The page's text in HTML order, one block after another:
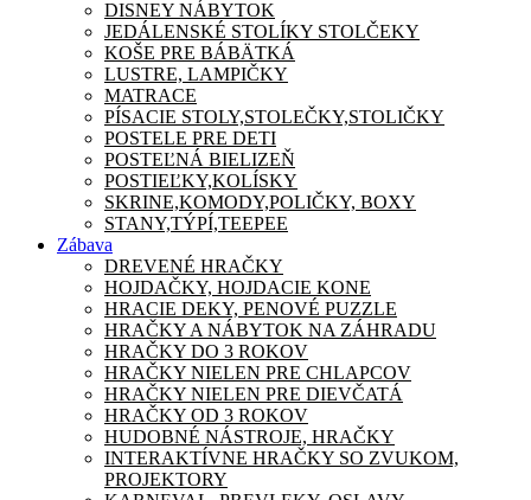
DISNEY NÁBYTOK
JEDÁLENSKÉ STOLÍKY STOLČEKY
KOŠE PRE BÁBÄTKÁ
LUSTRE, LAMPIČKY
MATRACE
PÍSACIE STOLY,STOLEČKY,STOLIČKY
POSTELE PRE DETI
POSTEĽNÁ BIELIZEŇ
POSTIEĽKY,KOLÍSKY
SKRINE,KOMODY,POLIČKY, BOXY
STANY,TÝPÍ,TEEPEE
Zábava
DREVENÉ HRAČKY
HOJDAČKY, HOJDACIE KONE
HRACIE DEKY, PENOVÉ PUZZLE
HRAČKY A NÁBYTOK NA ZÁHRADU
HRAČKY DO 3 ROKOV
HRAČKY NIELEN PRE CHLAPCOV
HRAČKY NIELEN PRE DIEVČATÁ
HRAČKY OD 3 ROKOV
HUDOBNÉ NÁSTROJE, HRAČKY
INTERAKTÍVNE HRAČKY SO ZVUKOM,
PROJEKTORY